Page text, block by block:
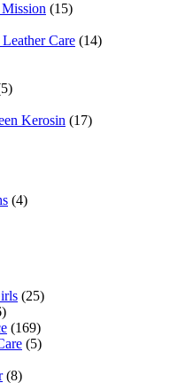
(15)
Care (14)
Kerosin (17)
(4)
(25)
(169)
(5)
(8)